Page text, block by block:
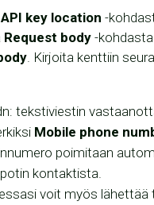
API key location -
Request body -kohdasta
Kirjoita kenttiin
tekstiviestin
Mobile phone
poimitaan
kontaktista.
voit myös lähettää